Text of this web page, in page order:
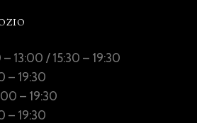
13:00 / 15:30 – 19:30
– 19:30
– 19:30
– 19:30